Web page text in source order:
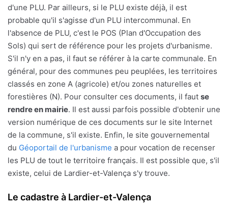
d'une PLU. Par ailleurs, si le PLU existe déjà, il est
probable qu'il s'agisse d'un PLU intercommunal. En
l'absence de PLU, c'est le POS (Plan d'Occupation des
Sols) qui sert de référence pour les projets d'urbanisme.
S'il n'y en a pas, il faut se référer à la carte communale. En
général, pour des communes peu peuplées, les territoires
classés en zone A (agricole) et/ou zones naturelles et
forestières (N). Pour consulter ces documents, il faut se
rendre en mairie. Il est aussi parfois possible d'obtenir une
version numérique de ces documents sur le site Internet
de la commune, s'il existe. Enfin, le site gouvernemental
du Géoportail de l'urbanisme a pour vocation de recenser
les PLU de tout le territoire français. Il est possible que, s'il
existe, celui de Lardier-et-Valença s'y trouve.
Le cadastre à Lardier-et-Valença